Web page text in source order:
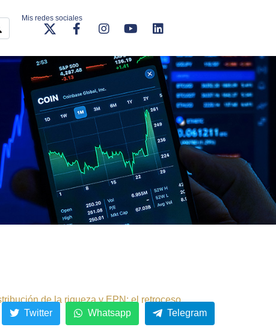
Mis redes sociales
de la riqueza y EPN: el retroceso.
Twitter Whatsapp Telegram